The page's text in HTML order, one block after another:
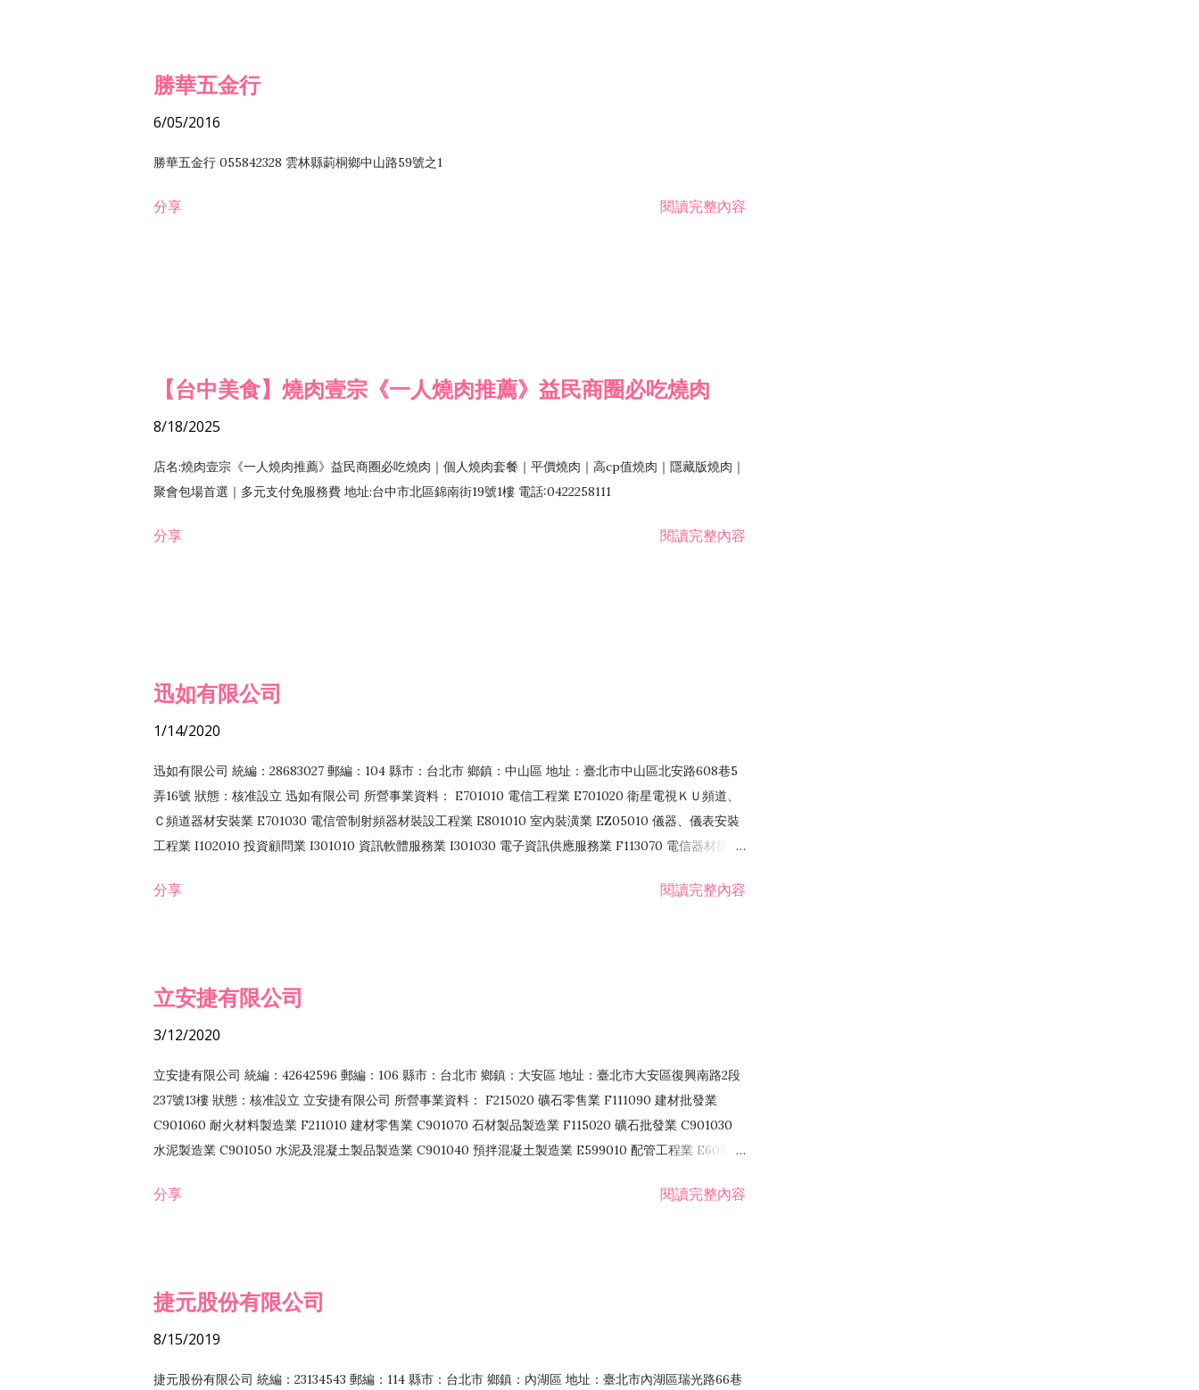
勝華五金行
6/05/2016
勝華五金行 055842328 雲林縣莿桐鄉中山路59號之1
分享 閱讀完整內容
【台中美食】燒肉壹宗《一人燒肉推薦》益民商圈必吃燒肉
8/18/2025
店名:燒肉壹宗《一人燒肉推薦》益民商圈必吃燒肉｜個人燒肉套餐｜平價燒肉｜高cp值燒肉｜隱藏版燒肉｜
聚會包場首選｜多元支付免服務費 地址:台中市北區錦南街19號1樓 電話:0422258111
分享 閱讀完整內容
迅如有限公司
1/14/2020
迅如有限公司 統編：28683027 郵編：104 縣市：台北市 鄉鎮：中山區 地址：臺北市中山區北安路608巷5
弄16號 狀態：核准設立 迅如有限公司 所營事業資料： E701010 電信工程業 E701020 衛星電視ＫＵ頻道、
Ｃ頻道器材安裝業 E701030 電信管制射頻器材裝設工程業 E801010 室內裝潢業 EZ05010 儀器、儀表安裝
工程業 I102010 投資顧問業 I301010 資訊軟體服務業 I301030 電子資訊供應服務業 F113070 電信器材批發
務 F102030 菸酒批發業 F203020 菸酒零售業 F401171 酒類輸入業
分享 閱讀完整內容
立安捷有限公司
3/12/2020
立安捷有限公司 統編：42642596 郵編：106 縣市：台北市 鄉鎮：大安區 地址：臺北市大安區復興南路2段
237號13樓 狀態：核准設立 立安捷有限公司 所營事業資料： F215020 礦石零售業 F111090 建材批發業
C901060 耐火材料製造業 F211010 建材零售業 C901070 石材製品製造業 F115020 礦石批發業 C901030
水泥製造業 C901050 水泥及混凝土製品製造業 C901040 預拌混凝土製造業 E599010 配管工程業 E603110
EZ99990 其他工程業 F102170 食品什貨批發業 F106020 日常用品批發業 F108031 醫療器材批發業
分享 閱讀完整內容
捷元股份有限公司
8/15/2019
捷元股份有限公司 統編：23134543 郵編：114 縣市：台北市 鄉鎮：內湖區 地址：臺北市內湖區瑞光路66巷